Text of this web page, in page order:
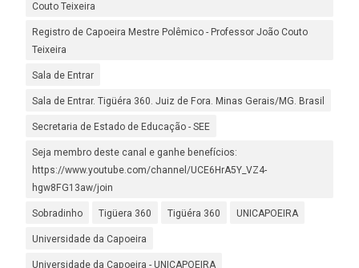
Couto Teixeira
Registro de Capoeira Mestre Polêmico - Professor João Couto
Teixeira
Sala de Entrar
Sala de Entrar. Tigüéra 360. Juiz de Fora. Minas Gerais/MG. Brasil
Secretaria de Estado de Educação - SEE
Seja membro deste canal e ganhe benefícios:
https://www.youtube.com/channel/UCE6HrA5Y_VZ4-
hgw8FG13aw/join
Sobradinho Tigüera 360 Tigüéra 360 UNICAPOEIRA
Universidade da Capoeira
Universidade da Capoeira - UNICAPOEIRA